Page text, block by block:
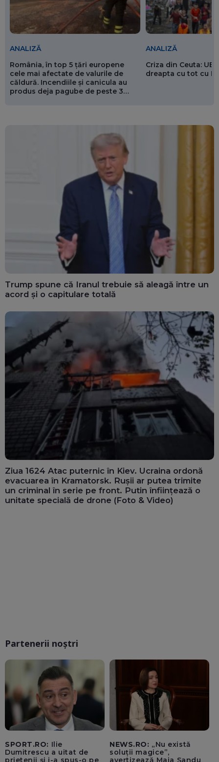
ANALIZĂ
România, în top 5 țări europene
cele mai afectate de valurile de
căldură. Incendiile și canicula au
produs deja pagube de peste 3
ANALIZĂ
Criza din Ceuta: UE
dreapta cu tot cu
Trump spune că Iranul trebuie să aleagă între un
acord și o capitulare totală
Ziua 1624 Atac puternic în Kiev. Ucraina ordonă
evacuarea în Kramatorsk. Rușii ar putea trimite
un criminal în serie pe front. Putin înființează o
unitate specială de drone (Foto & Video)
Partenerii noștri
SPORT.RO: Ilie
Dumitrescu a uitat de
prietenii și i-a spus-o pe
NEWS.RO: „Nu există
soluții magice”,
avertizează Maia Sandu